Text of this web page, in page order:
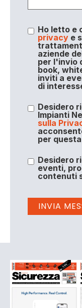
Ho letto e
privacye
aziende
per l'invio
book,
inviti a
di
Desidero
Impianti
sulla
per
Desidero
eventi,
contenuti